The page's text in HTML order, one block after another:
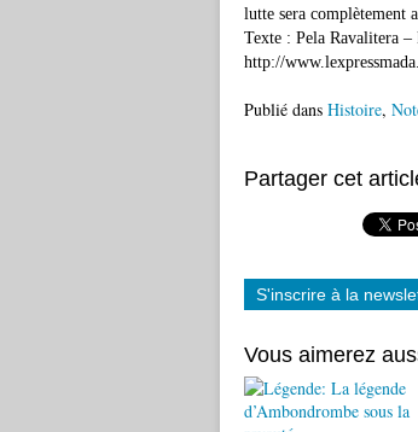
lutte sera complètement
Texte : Pela Ravalitera
http://
Publié dans Histoire,
Partager cet
S'inscrire à la
Vous aimerez